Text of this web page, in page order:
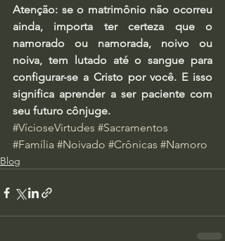
Atenção: se o matrimônio não ocorreu
ainda, importa ter certeza que o
namorado ou namorada, noivo ou
noiva, tem lutado até o sangue para
configurar-se a Cristo por você. E isso
significa aprender a ser paciente com
seu futuro cônjuge.
#VícioseVirtudes #Sacramentos
#Família #Noivado #Crônicas #Namoro
Blog